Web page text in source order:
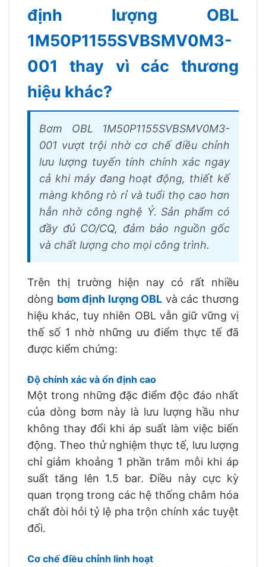
định lượng OBL
1M50P1155SVBSMV0M3-
001 thay vì các thương
hiệu khác?
Bơm OBL 1M50P1155SVBSMV0M3-
001 vượt trội nhờ cơ chế điều chỉnh
lưu lượng tuyến tính chính xác ngay
cả khi máy đang hoạt động, thiết kế
màng không rò rỉ và tuổi thọ cao hơn
hẳn nhờ công nghệ Ý. Sản phẩm có
đầy đủ CO/CQ, đảm bảo nguồn gốc
và chất lượng cho mọi công trình.
Trên thị trường hiện nay có rất nhiều
dòng bơm định lượng OBL và các thương
hiệu khác, tuy nhiên OBL vẫn giữ vững vị
thế số 1 nhờ những ưu điểm thực tế đã
được kiểm chứng:
Độ chính xác và ổn định cao
Một trong những đặc điểm độc đáo nhất
của dòng bơm này là lưu lượng hầu như
không thay đổi khi áp suất làm việc biến
động. Theo thử nghiệm thực tế, lưu lượng
chỉ giảm khoảng 1 phần trăm mỗi khi áp
suất tăng lên 1.5 bar. Điều này cực kỳ
quan trọng trong các hệ thống châm hóa
chất đòi hỏi tỷ lệ pha trộn chính xác tuyệt
đối.
Cơ chế điều chỉnh linh hoạt